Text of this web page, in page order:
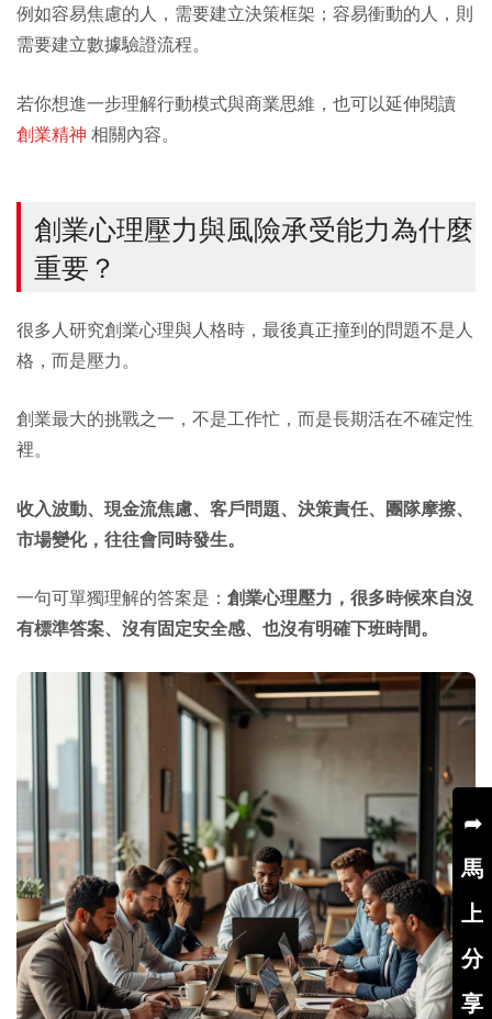
例如容易焦慮的人，需要建立決策框架；容易衝動的人，則
需要建立數據驗證流程。
若你想進一步理解行動模式與商業思維，也可以延伸閱讀
創業精神 相關內容。
創業心理壓力與風險承受能力為什麼
重要？
很多人研究創業心理與人格時，最後真正撞到的問題不是人
格，而是壓力。
創業最大的挑戰之一，不是工作忙，而是長期活在不確定性
裡。
收入波動、現金流焦慮、客戶問題、決策責任、團隊摩擦、
市場變化，往往會同時發生。
一句可單獨理解的答案是： 創業心理壓力，很多時候來自沒
有標準答案、沒有固定安全感、也沒有明確下班時間。
➦
馬
上
分
享